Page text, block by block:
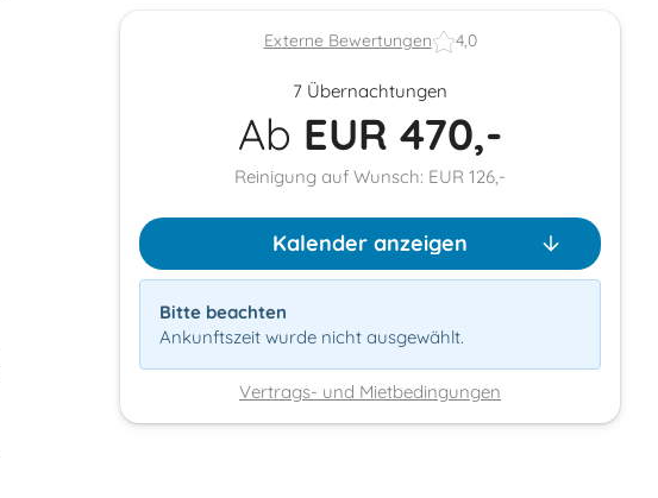
Externe Bewertungen 4,0
7 Übernachtungen
Ab EUR 470,-
Reinigung auf Wunsch: EUR 126,-
Kalender anzeigen
Bitte beachten
Ankunftszeit wurde nicht ausgewählt.
Vertrags- und Mietbedingungen